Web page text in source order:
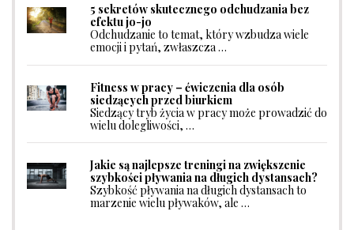
5 sekretów skutecznego odchudzania bez
efektu jo-jo
Odchudzanie to temat, który wzbudza wiele
emocji i pytań, zwłaszcza …
Fitness w pracy – ćwiczenia dla osób
siedzących przed biurkiem
Siedzący tryb życia w pracy może prowadzić do
wielu dolegliwości, …
Jakie są najlepsze treningi na zwiększenie
szybkości pływania na długich dystansach?
Szybkość pływania na długich dystansach to
marzenie wielu pływaków, ale …